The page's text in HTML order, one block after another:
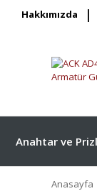
Hakkımızda
Anahtar ve
Anasayfa